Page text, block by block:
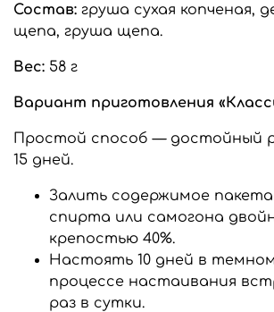
Состав: груша сухая копченая,
щепа, груша щепа.
Вес: 58 г
Вариант приготовления
Простой способ — достойный
15 дней.
Залить содержимое пакета
спирта или самогона
крепостью 40%.
Настоять 10 дней в
процессе настаивания
раз в сутки.